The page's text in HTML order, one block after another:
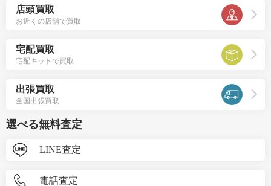
店頭買取
お近くの店舗で買取
宅配買取
宅配キットで買取
出張買取
全国出張買取
選べる無料査定
LINE査定
電話査定